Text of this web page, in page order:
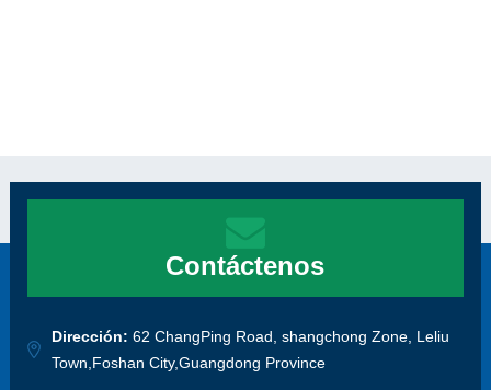
Contáctenos
Dirección: 62 ChangPing Road, shangchong Zone, Leliu
Town,Foshan City,Guangdong Province